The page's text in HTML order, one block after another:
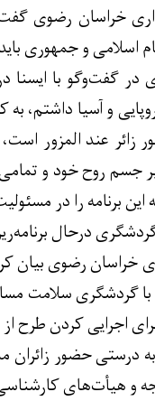
خراسان رضوی
اسلامی و جمهوری
گفت‌وگو با
و آسیا
عند المزور
روح خود و تمامی
برنامه را در
درحال
خراسان رضوی
گردشگری سلامت
اجرایی کردن طرح
درستی حضور